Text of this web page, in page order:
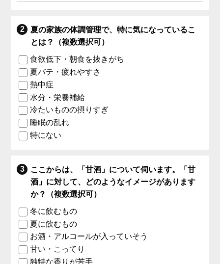
夏の家族の体調管理で、特に気になっているこ
とは？（複数選択可）
食欲低下・朝食を抜きがち
夏バテ・疲れやすさ
熱中症
水分・栄養補給
冷たいものの摂りすぎ
睡眠の乱れ
特にない
ここからは、「甘酒」について伺います。「甘
酒」に対して、どのようなイメージがあります
か？（複数選択可）
冬に飲むもの
夏に飲むもの
お酒・アルコールが入っていそう
甘い・こってり
独特な香りが苦手